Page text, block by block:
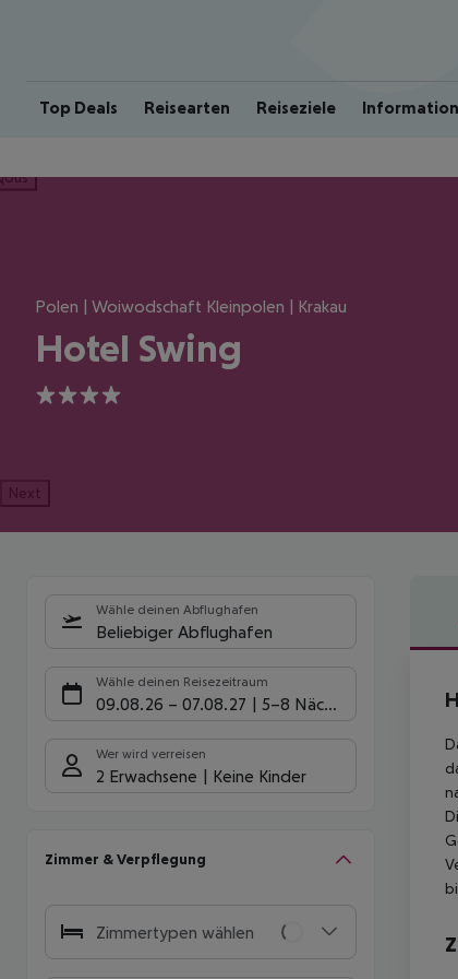
Top Deals Reisearten Reiseziele
Polen | Woiwodschaft Kleinpolen | Krakau
Hotel Swing
4
Next
Wähle deinen Abflughafen
Beliebiger Abflughafen
Wähle deinen Reisezeitraum
09.08.26 – 07.08.27 5-8 Nächte
Wer wird verreisen
2 Erwachsene Keine Kinder
Zimmer & Verpflegung
Zimmertypen wählen